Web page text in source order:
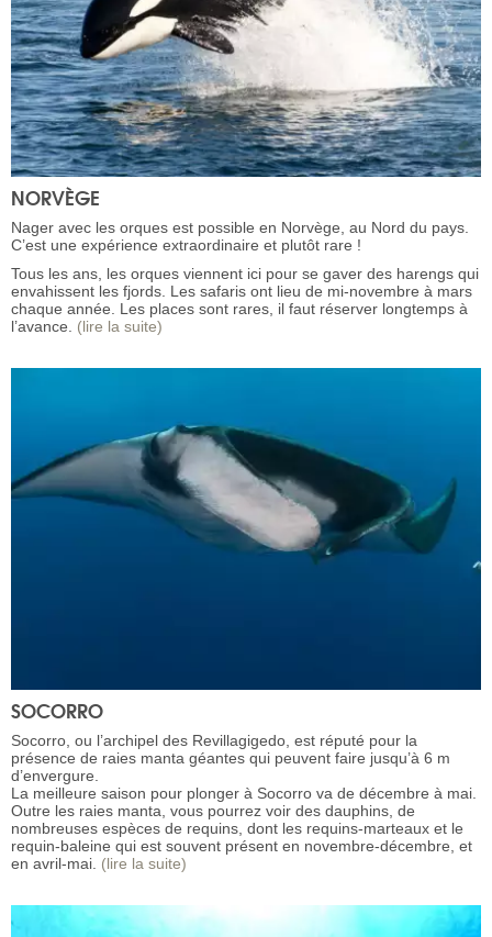
NORVÈGE
Nager avec les orques est possible en Norvège, au Nord du pays.
C’est une expérience extraordinaire et plutôt rare !
Tous les ans, les orques viennent ici pour se gaver des harengs qui
envahissent les fjords. Les safaris ont lieu de mi-novembre à mars
chaque année. Les places sont rares, il faut réserver longtemps à
l’avance. (lire la suite)
SOCORRO
Socorro, ou l’archipel des Revillagigedo, est réputé pour la
présence de raies manta géantes qui peuvent faire jusqu’à 6 m
d’envergure.
La meilleure saison pour plonger à Socorro va de décembre à mai.
Outre les raies manta, vous pourrez voir des dauphins, de
nombreuses espèces de requins, dont les requins-marteaux et le
requin-baleine qui est souvent présent en novembre-décembre, et
en avril-mai. (lire la suite)